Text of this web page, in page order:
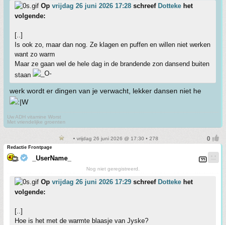
Op vrijdag 26 juni 2026 17:28 schreef Dotteke het
volgende:
[..]
Is ook zo, maar dan nog. Ze klagen en puffen en willen niet werken
want zo warm
Maar ze gaan wel de hele dag in de brandende zon dansend buiten
staan
werk wordt er dingen van je verwacht, lekker dansen niet he
Uw ADH vitamine Worst
Met vriendelijke groenten
• vrijdag 26 juni 2026 @ 17:30 • 278
Redactie Frontpage
_UserName_
Nog niet geregistreerd.
Op vrijdag 26 juni 2026 17:29 schreef Dotteke het
volgende:
[..]
Hoe is het met de warmte blaasje van Jyske?